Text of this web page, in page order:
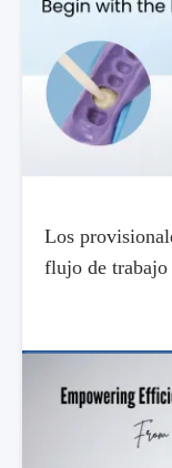
Los
flujo de trabajo